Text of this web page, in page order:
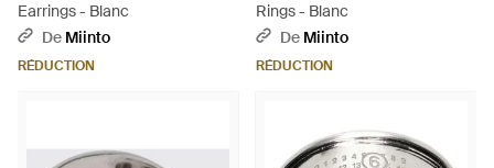
Earrings - Blanc
De Miinto
RÉDUCTION
Rings - Blanc
De Miinto
RÉDUCTION